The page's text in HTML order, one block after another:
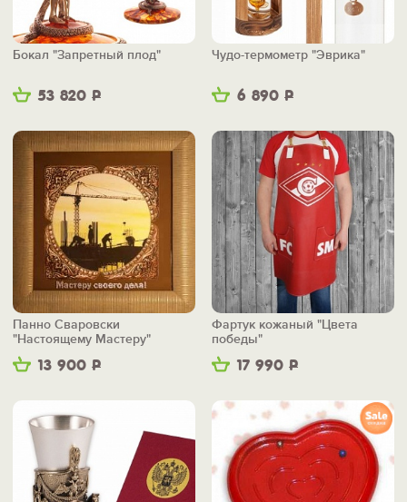
53 820 Р
Бокал "Запретный плод"
6 890 Р
Чудо-термометр "Эврика"
13 900 Р
Панно Сваровски
"Настоящему Мастеру"
17 990 Р
Фартук кожаный "Цвета
победы"